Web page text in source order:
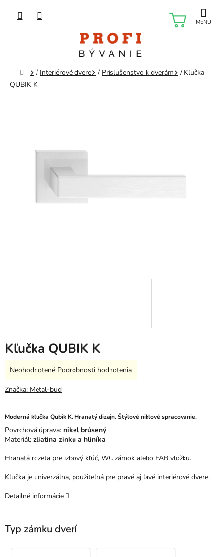
obsah
Domov
/ Interiérové dvere / Príslušenstvo k dverám / Kľučka
QUBIK K
Kľučka QUBIK K
Typ zámku dverí
Moderná kľučka Qubik K. Hranatý dizajn. Štýlové niklové spracovanie.
Povrchová úprava: nikel brúsený
Materiál: zliatina zinku a hliníka
Hranatá rozeta pre izbový kľúč, WC zámok alebo FAB vložku.
Kľučka je univerzálna, použiteľná pre pravé aj ľavé interiérové dvere.
Detailné informácie
Priemerné
produktu
z
hviezdičiek.
Neohodnotené Podrobnosti hodnotenia
Značka: Metal-bud